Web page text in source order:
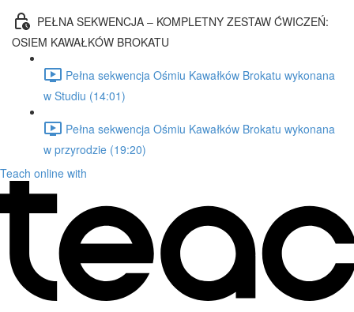
PEŁNA SEKWENCJA – KOMPLETNY ZESTAW ĆWICZEŃ:
OSIEM KAWAŁKÓW BROKATU
Pełna sekwencja Ośmiu Kawałków Brokatu wykonana
w Studiu (14:01)
Pełna sekwencja Ośmiu Kawałków Brokatu wykonana
w przyrodzie (19:20)
Teach online with